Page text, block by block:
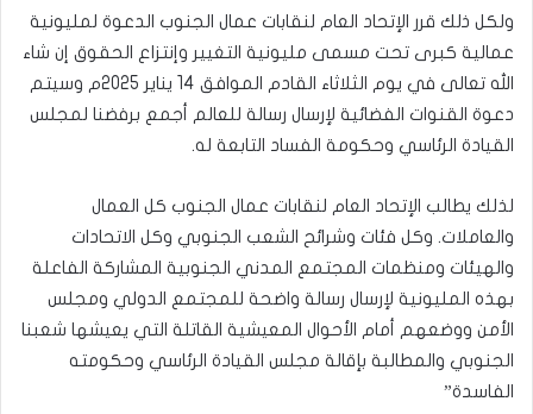
ولكل ذلك قرر الإتحاد العام لنقابات عمال الجنوب الدعوة لمليونية
عمالية كبرى تحت مسمى مليونية التغيير وإنتزاع الحقوق إن شاء
الله تعالى في يوم الثلاثاء القادم الموافق 14 يناير 2025م وسيتم
دعوة القنوات الفضائية لإرسال رسالة للعالم أجمع برفضنا لمجلس
القيادة الرئاسي وحكومة الفساد التابعة له.
لذلك يطالب الإتحاد العام لنقابات عمال الجنوب كل العمال
والعاملات. وكل فئات وشرائح الشعب الجنوبي وكل الاتحادات
والهيئات ومنظمات المجتمع المدني الجنوبية المشاركة الفاعلة
بهذه المليونية لإرسال رسالة واضحة للمجتمع الدولي ومجلس
الأمن ووضعهم أمام الأحوال المعيشية القاتلة التي يعيشها شعبنا
الجنوبي والمطالبة بإقالة مجلس القيادة الرئاسي وحكومته
الفاسدة”